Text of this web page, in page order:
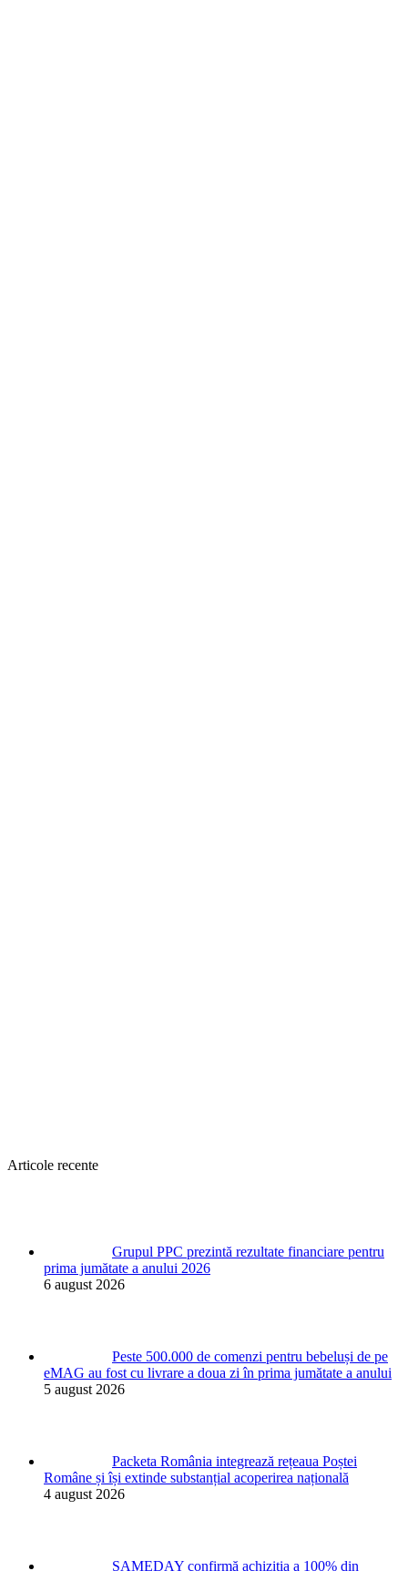
Articole recente
Grupul PPC prezintă rezultate financiare pentru
prima jumătate a anului 2026
6 august 2026
Peste 500.000 de comenzi pentru bebeluși de pe
eMAG au fost cu livrare a doua zi în prima jumătate a anului
5 august 2026
Packeta România integrează rețeaua Poștei
Române și își extinde substanțial acoperirea națională
4 august 2026
SAMEDAY confirmă achiziția a 100% din